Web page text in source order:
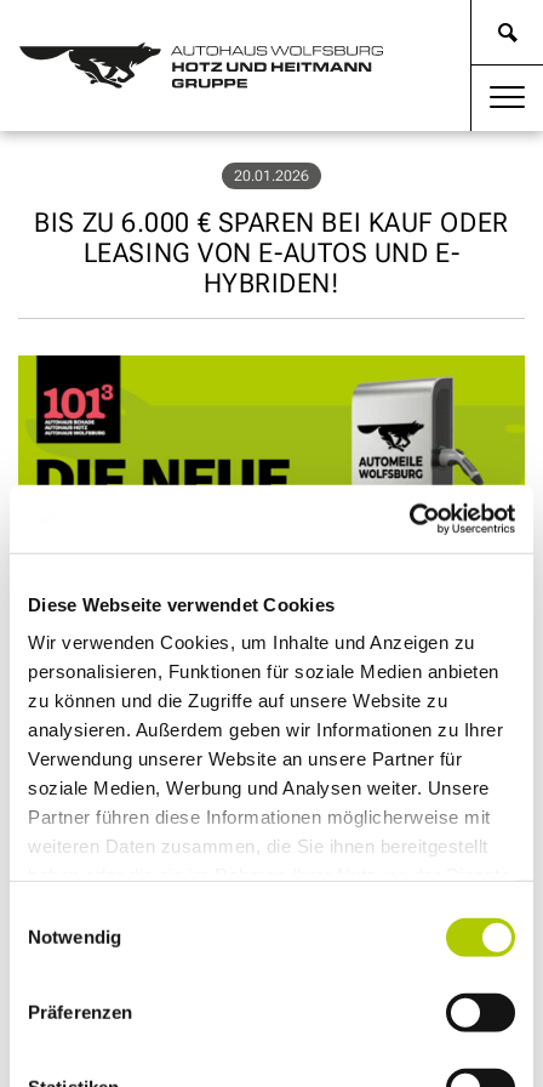
Diese Webseite verwendet Cookies
Wir verwenden Cookies, um Inhalte und Anzeigen zu
personalisieren, Funktionen für soziale Medien anbieten
zu können und die Zugriffe auf unsere Website zu
analysieren. Außerdem geben wir Informationen zu Ihrer
Verwendung unserer Website an unsere Partner für
soziale Medien, Werbung und Analysen weiter. Unsere
Partner führen diese Informationen möglicherweise mit
weiteren Daten zusammen, die Sie ihnen bereitgestellt
Notwendig
Präferenzen
20.01.2026
BIS ZU 6.000 € SPAREN BEI KAUF ODER
LEASING VON E-AUTOS UND E-
HYBRIDEN!
Das neue E-Auto-Förderprogramm *ist da!
Um Privatpersonen den Umstieg in die Elektromobilität zu
erleichtern, profitieren Sie ab sofort von staatlichen
Förderungen bei Kauf und Leasing von E-Neuwagen mit
Neuzulassung in 2026! Die Höhe der Förderung liegt
zwischen 1.500 € und 6.000 €, abhängig von Antriebsart,
Haushaltseinkommen und Anzahl der Kinder.
Jetzt Termin vereinbaren, beraten lassen und Förderung
Ganz gleich, ob Sie bereits ein Wunschfahrzeug im Kopf
haben oder noch Fragen zur neuen Förderung offen sind:
Wir von der Automeile Wolfsburg kennen uns aus und